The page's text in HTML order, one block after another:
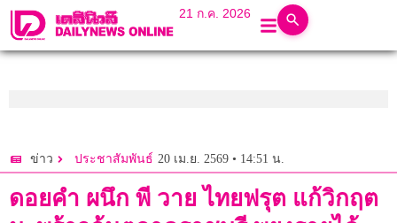
21 ก.ค. 2026
ข่าว ประชาสัมพันธ์ 20 เม.ย. 2569 • 14:51 น.
ดอยคำ ผนึก พี วาย ไทยฟรุต แก้วิกฤต